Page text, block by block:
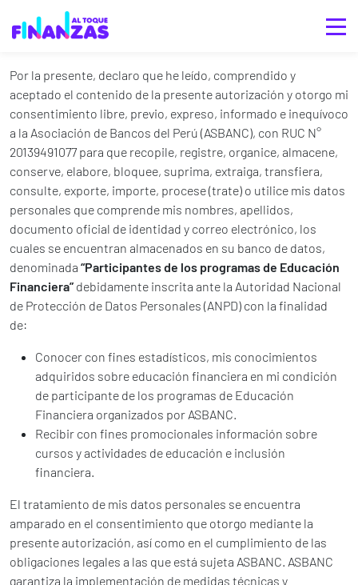
AUTORIZACIÓN
PARA EL TRATAMIENTO DE DATOS PERSONALES
Por la presente, declaro que he leído, comprendido y
aceptado el contenido de la presente autorización y otorgo mi
consentimiento libre, previo, expreso, informado e inequívoco
a la Asociación de Bancos del Perú (ASBANC), con RUC N°
20139491077 para que recopile, registre, organice, almacene,
conserve, elabore, bloquee, suprima, extraiga, transfiera,
consulte, exporte, importe, procese (trate) o utilice mis datos
personales que comprende mis nombres, apellidos,
documento oficial de identidad y correo electrónico, los
cuales se encuentran almacenados en su banco de datos,
denominada “Participantes de los programas de Educación
Financiera” debidamente inscrita ante la Autoridad Nacional
de Protección de Datos Personales (ANPD) con la finalidad
de:
Conocer con fines estadísticos, mis conocimientos
adquiridos sobre educación financiera en mi condición
de participante de los programas de Educación
Financiera organizados por ASBANC.
Recibir con fines promocionales información sobre
cursos y actividades de educación e inclusión
financiera.
El tratamiento de mis datos personales se encuentra
amparado en el consentimiento que otorgo mediante la
presente autorización, así como en el cumplimiento de las
obligaciones legales a las que está sujeta ASBANC. ASBANC
garantiza la implementación de medidas técnicas y